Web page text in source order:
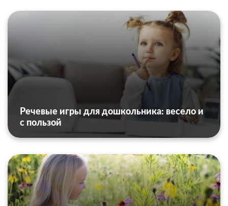
Речевые игры для дошкольника: весело и
с пользой